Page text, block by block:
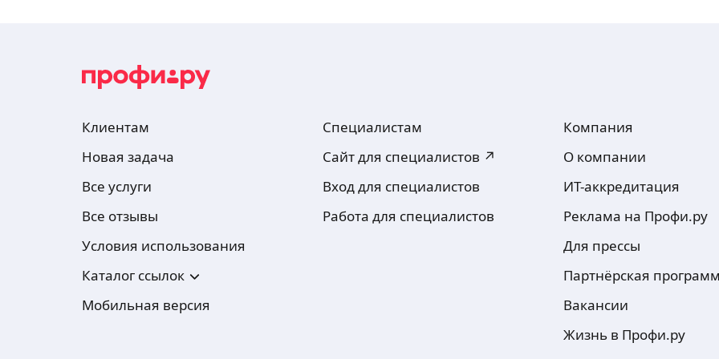
Клиентам
Новая задача
Все услуги
Все отзывы
Условия использования
Каталог ссылок
Мобильная версия
Специалистам
Сайт для специалистов ↗
Вход для специалистов
Работа для специалистов
Компания
О компании
ИТ-аккредитация
Реклама на Профи.ру
Для прессы
Партнёрская
Вакансии
Жизнь в Профи.ру